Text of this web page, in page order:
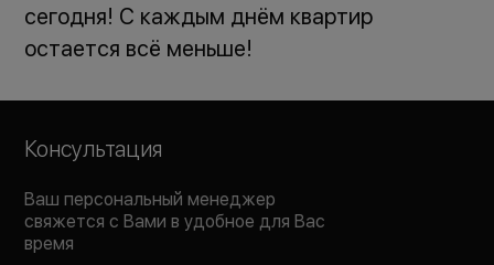
сегодня! С каждым днём квартир
остается всё меньше!
Консультация
Ваш персональный менеджер
свяжется с Вами в удобное для Вас
время